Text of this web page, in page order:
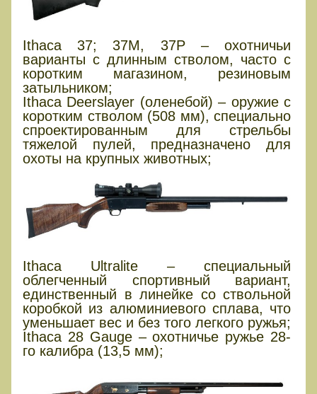
Ithaca 37; 37М, 37Р – охотничьи
варианты с длинным стволом, часто с
коротким магазином, резиновым
затыльником;
Ithaca Deerslayer (оленебой) – оружие с
коротким стволом (508 мм), специально
спроектированным для стрельбы
тяжелой пулей, предназначено для
охоты на крупных животных;
Ithaca Ultralite – специальный
облегченный спортивный вариант,
единственный в линейке со ствольной
коробкой из алюминиевого сплава, что
уменьшает вес и без того легкого ружья;
Ithaca 28 Gauge – охотничье ружье 28-
го калибра (13,5 мм);